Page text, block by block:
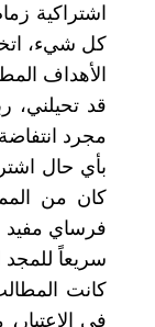
اشتراكية
كل شيء،
الأهداف
قد تحيلني،
مجرد
بأي حال
كان من
فرساي مفيد
سريعاً للمجد
في